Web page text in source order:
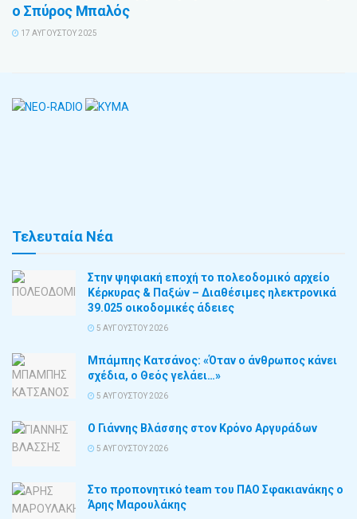
ο Σπύρος Μπαλός
17 ΑΥΓΟΎΣΤΟΥ 2025
Τελευταία Νέα
Στην ψηφιακή εποχή το πολεοδομικό αρχείο
Κέρκυρας & Παξών – Διαθέσιμες ηλεκτρονικά
39.025 οικοδομικές άδειες
5 ΑΥΓΟΎΣΤΟΥ 2026
Μπάμπης Κατσάνος: «Όταν ο άνθρωπος κάνει
σχέδια, ο Θεός γελάει…»
5 ΑΥΓΟΎΣΤΟΥ 2026
Ο Γιάννης Βλάσσης στον Κρόνο Αργυράδων
5 ΑΥΓΟΎΣΤΟΥ 2026
Στο προπονητικό team του ΠΑΟ Σφακιανάκης ο
Άρης Μαρουλάκης